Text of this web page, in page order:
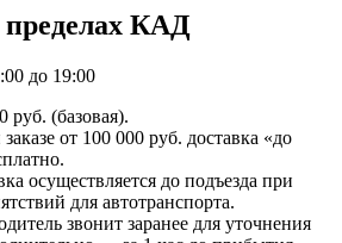
пределах КАД
до 19:00
руб. (базовая).
от 100 000 руб. доставка «до
осуществляется до подъезда при
для автотранспорта.
звонит заранее для уточнения